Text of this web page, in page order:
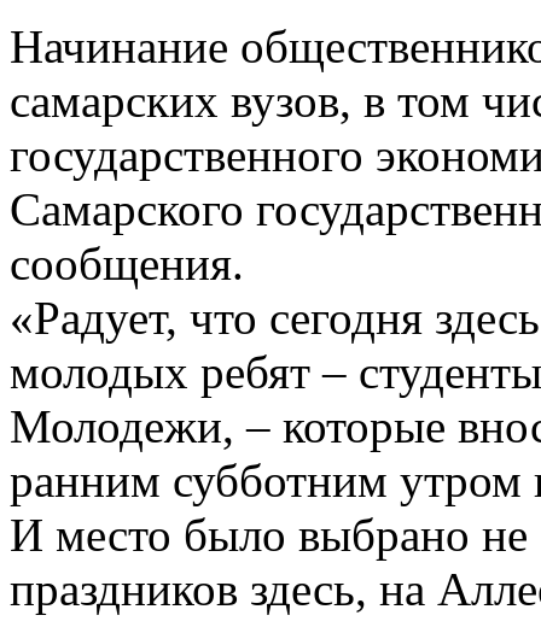
Начинание
самарских вузов, в том
государственного
Самарского
сообщения.
«Радует, что сегодня
молодых ребят –
Молодежи, – которые
ранним субботним
И место было выбрано не
праздников здесь, на